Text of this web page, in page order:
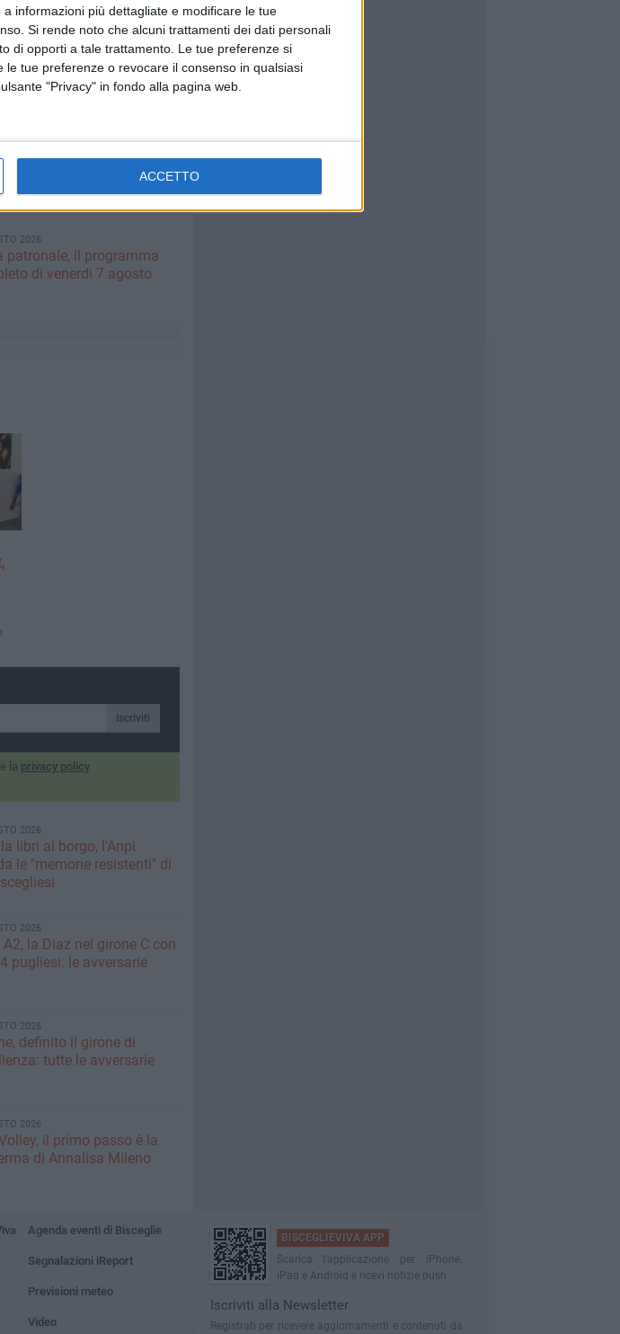
informazioni più dettagliate e modificare le tue
Si rende noto che alcuni trattamenti dei dati personali
di opporti a tale trattamento. Le tue preferenze si
tue preferenze o revocare il consenso in qualsiasi
"Privacy" in fondo alla pagina web.
ACCETTO
dei lavoratori,
di negligenze evitabili.
Bisceglie
2026
patronale, il programma
di venerdì 7 agosto
Iscriviti
e la privacy policy
2026
libri al borgo, l'Anpi
le "memorie resistenti" di
2026
A2, la Diaz nel girone C con
pugliesi: le avversarie
2026
definito il girone di
tutte le avversarie
2026
il primo passo è la
di Annalisa Mileno
Agenda eventi di Bisceglie
Segnalazioni iReport
Previsioni meteo
Video
BISCEGLIEVIVA APP
Scarica l'applicazione per iPhone,
iPad e Android e ricevi notizie push
Iscriviti alla Newsletter
Registrati per ricevere aggiornamenti e contenuti da